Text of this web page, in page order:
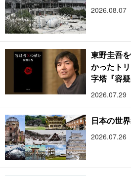
2026.08.07
東野圭吾
かったト
字塔『容
2026.07.29
日本の世
2026.07.26